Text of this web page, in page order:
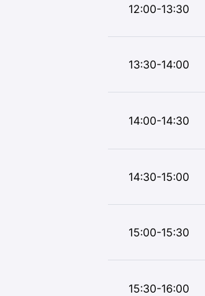
12:00-13:30
13:30-14:00
14:00-14:30
14:30-15:00
15:00-15:30
15:30-16:00